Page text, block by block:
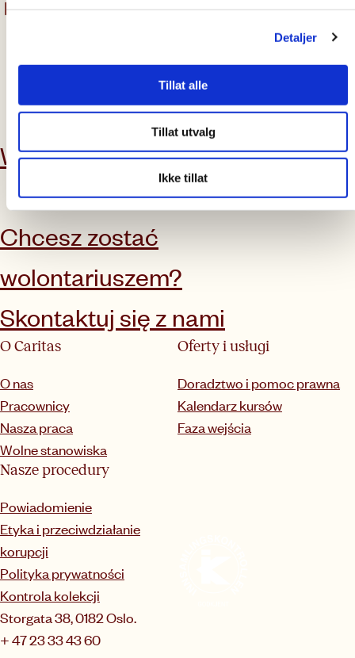
Detaljer
Tillat alle
Tillat utvalg
Ikke tillat
Zapisz się do naszego newslettera
Wesprzyj nas
Najnowsze
wiadomości
Chcesz zostać
wolontariuszem?
Skontaktuj się z nami
O Caritas
O nas
Pracownicy
Nasza praca
Wolne stanowiska
Oferty i usługi
Doradztwo i pomoc prawna
Kalendarz kursów
Faza wejścia
Nasze procedury
Powiadomienie
Etyka i przeciwdziałanie
korupcji
Polityka prywatności
Kontrola kolekcji
Storgata 38, 0182 Oslo.
+ 47 23 33 43 60